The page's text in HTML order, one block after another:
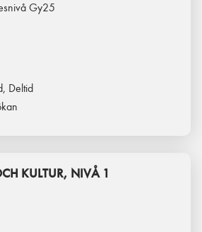
Gy25
Deltid
KULTUR, NIVÅ 1